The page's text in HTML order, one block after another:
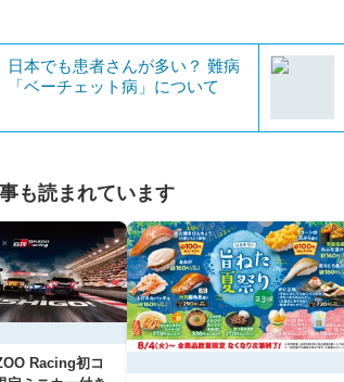
日本でも患者さんが多い？ 難病
「ベーチェット病」について
も読まれています
Racing初コ